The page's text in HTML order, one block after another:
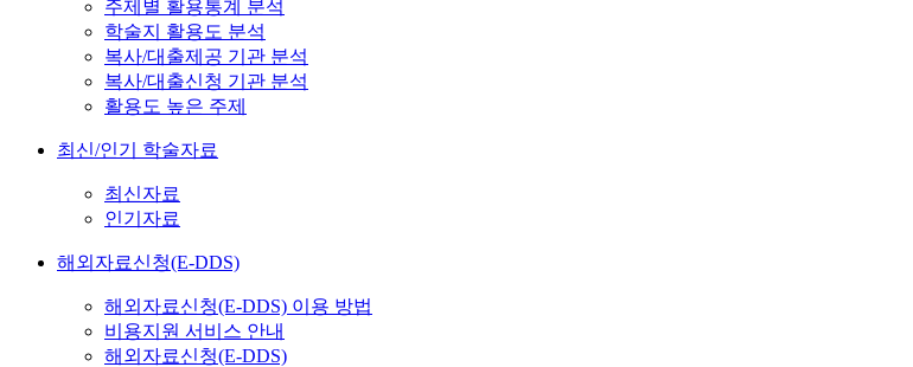
주제별 활용통계 분석
학술지 활용도 분석
복사/대출제공 기관 분석
복사/대출신청 기관 분석
활용도 높은 주제
최신/인기 학술자료
최신자료
인기자료
해외자료신청(E-DDS)
해외자료신청(E-DDS) 이용 방법
비용지원 서비스 안내
해외자료신청(E-DDS)